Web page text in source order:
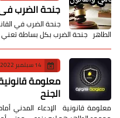
جنحة الضرب
جنحة الضرب في
الطاهر جنحة الضرب بكل بساطة
14 سبتمبر 2022
معلومة
الجنح
معلومة قانونية الإدعاء المدني